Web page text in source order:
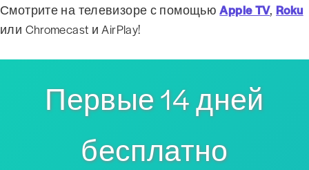
Смотрите на телевизоре с помощьюApple TV, Roku
или Chromecast и AirPlay!
Первые 14 дней
бесплатно